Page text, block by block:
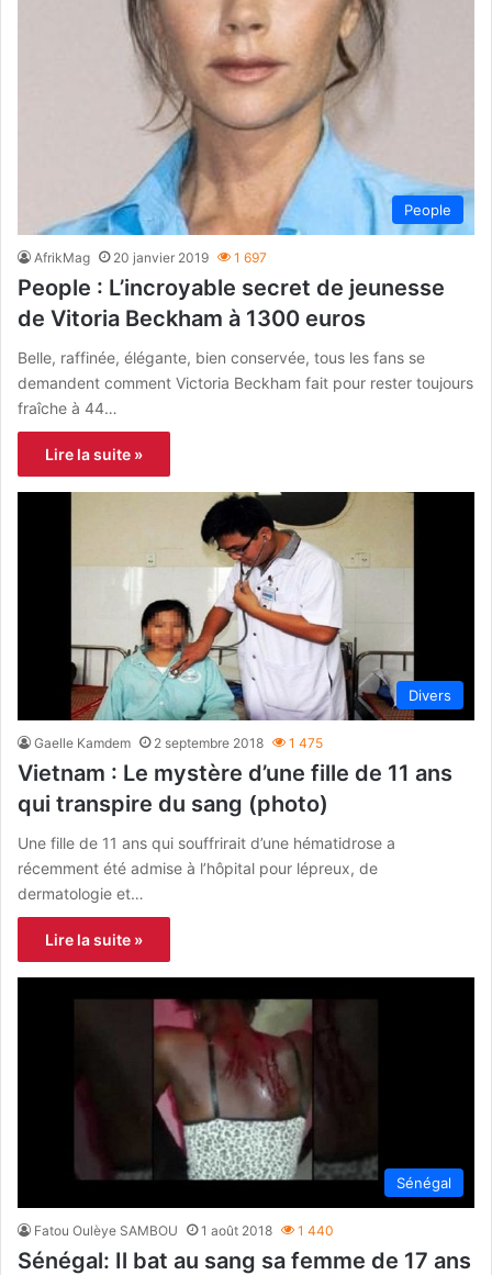
People
AfrikMag 20 janvier 2019 1 697
People : L’incroyable secret de jeunesse
de Vitoria Beckham à 1300 euros
Belle, raffinée, élégante, bien conservée, tous les fans se
demandent comment Victoria Beckham fait pour rester toujours
fraîche à 44…
Lire la suite »
Divers
Gaelle Kamdem 2 septembre 2018 1 475
Vietnam : Le mystère d’une fille de 11 ans
qui transpire du sang (photo)
Une fille de 11 ans qui souffrirait d’une hématidrose a
récemment été admise à l’hôpital pour lépreux, de
dermatologie et…
Lire la suite »
Sénégal
Fatou Oulèye SAMBOU 1 août 2018 1 440
Sénégal: Il bat au sang sa femme de 17 ans